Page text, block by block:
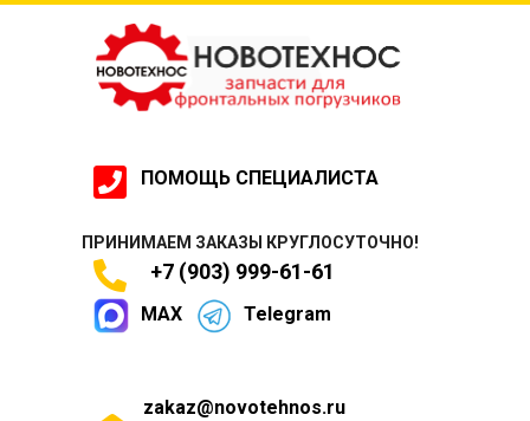
ПОМОЩЬ СПЕЦИАЛИСТА
ПРИНИМАЕМ ЗАКАЗЫ КРУГЛОСУТОЧНО!
+7 (903) 999-61-61
MAX Telegram
zakaz@novotehnos.ru